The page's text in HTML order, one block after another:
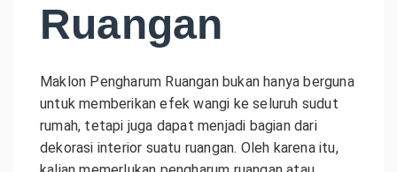
Ruangan
Maklon Pengharum Ruangan bukan hanya berguna
untuk memberikan efek wangi ke seluruh sudut
rumah, tetapi juga dapat menjadi bagian dari
dekorasi interior suatu ruangan. Oleh karena itu,